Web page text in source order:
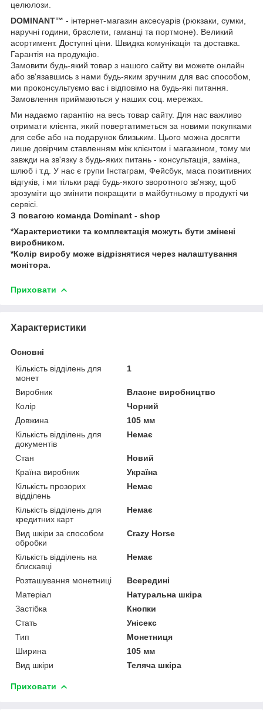
целюлози.
DOMINANT™ - інтернет-магазин аксесуарів (рюкзаки, сумки,
наручні години, браслети, гаманці та портмоне). Великий
асортимент. Доступні ціни. Швидка комунікація та доставка.
Гарантія на продукцію.
Замовити будь-який товар з нашого сайту ви можете онлайн
або зв'язавшись з нами будь-яким зручним для вас способом,
ми проконсультуємо вас і відповімо на будь-які питання.
Замовлення приймаються у наших соц. мережах.
Ми надаємо гарантію на весь товар сайту. Для нас важливо
отримати клієнта, який повертатиметься за новими покупками
для себе або на подарунок близьким. Цього можна досягти
лише довірчим ставленням між клієнтом і магазином, тому ми
завжди на зв'язку з будь-яких питань - консультація, заміна,
шлюб і т.д. У нас є групи Інстаграм, Фейсбук, маса позитивних
відгуків, і ми тільки раді будь-якого зворотного зв'язку, щоб
зрозуміти що змінити покращити в майбутньому в продукті чи
сервісі.
З повагою команда Dominant - shop
*Характеристики та комплектація можуть бути змінені
виробником.
*Колір виробу може відрізнятися через налаштування
монітора.
Приховати
Характеристики
Основні
Кількість відділень для
монет
1
Виробник
Власне виробництво
Колір
Чорний
Довжина
105 мм
Кількість відділень для
документів
Немає
Стан
Новий
Країна виробник
Україна
Кількість прозорих
відділень
Немає
Кількість відділень для
кредитних карт
Немає
Вид шкіри за способом
обробки
Crazy Horse
Кількість відділень на
блискавці
Немає
Розташування монетниці
Всередині
Матеріал
Натуральна шкіра
Застібка
Кнопки
Стать
Унісекс
Тип
Монетниця
Ширина
105 мм
Вид шкіри
Теляча шкіра
Приховати